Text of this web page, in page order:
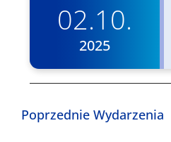
02.10.
2025
PoprzednieWydarzenia